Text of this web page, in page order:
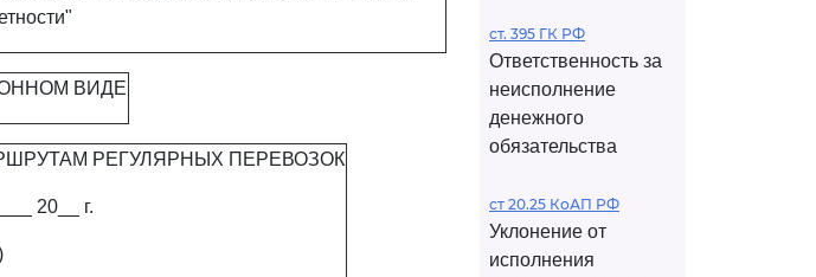
ВИДЕ
РЕГУЛЯРНЫХ ПЕРЕВОЗОК
20__ г.
ст. 395 ГК РФ
Ответственность за
неисполнение
денежного
обязательства
ст 20.25 КоАП РФ
Уклонение от
исполнения